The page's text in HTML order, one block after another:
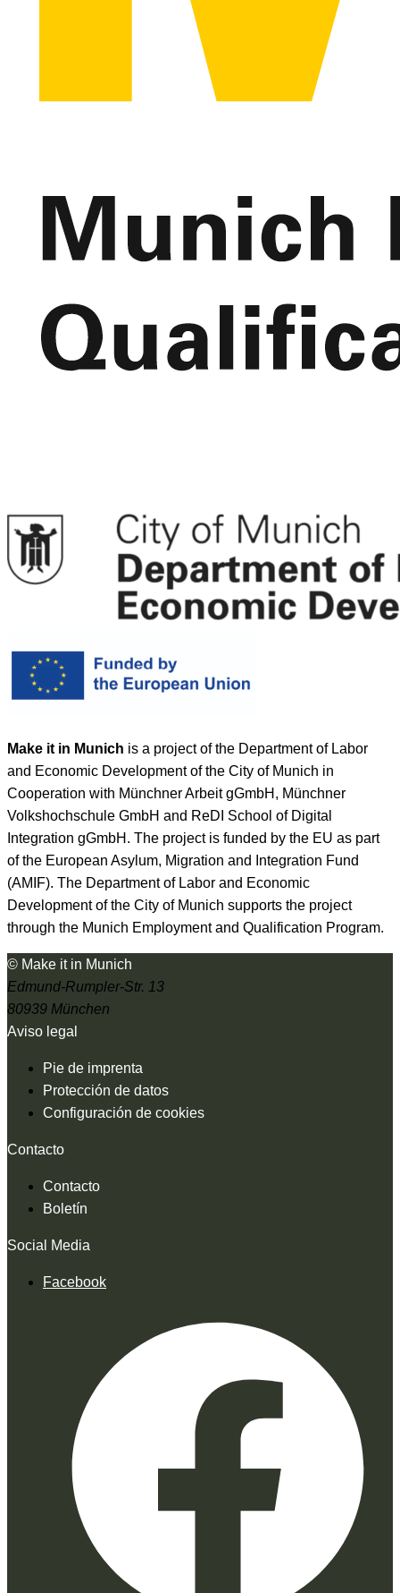
Make it in Munich is a project of the Department of Labor
and Economic Development of the City of Munich in
Cooperation with Münchner Arbeit gGmbH, Münchner
Volkshochschule GmbH and ReDI School of Digital
Integration gGmbH. The project is funded by the EU as part
of the European Asylum, Migration and Integration Fund
(AMIF). The Department of Labor and Economic
Development of the City of Munich supports the project
through the Munich Employment and Qualification Program.
© Make it in Munich
Edmund-Rumpler-Str. 13
80939 München
Aviso legal
Pie de imprenta
Protección de datos
Configuración de cookies
Contacto
Contacto
Boletín
Social Media
Facebook